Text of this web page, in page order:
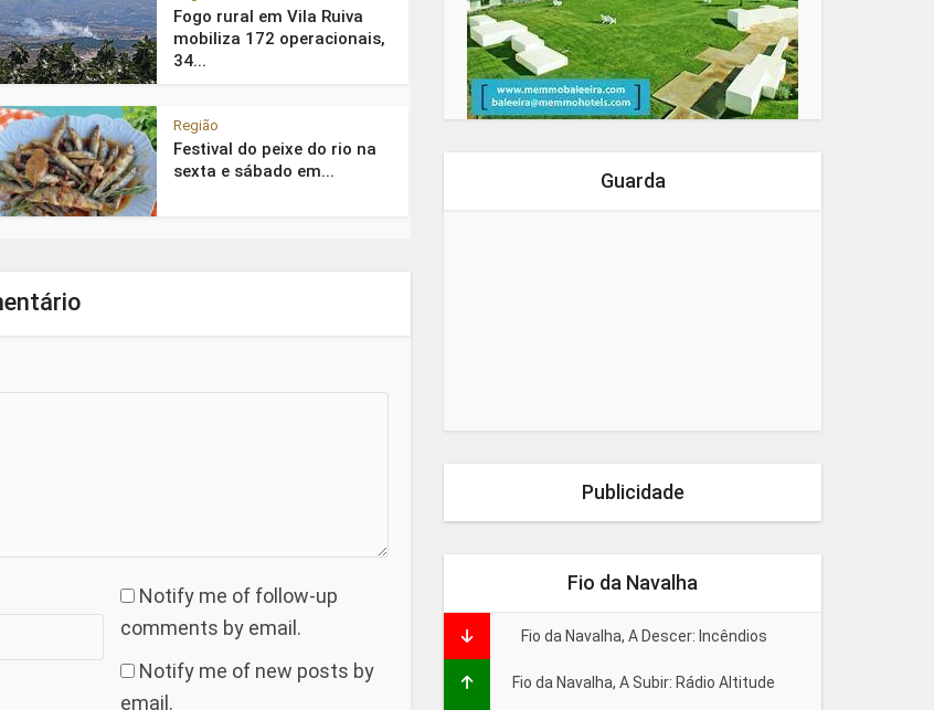
Fogo rural em Vila Ruiva
mobiliza 172 operacionais,
34...
Região
Festival do peixe do rio na
sexta e sábado em...
Notify me of follow-up
comments by email.
Notify me of new posts by
email.
Guarda
Publicidade
Fio da Navalha
Fio da Navalha, A Descer: Incêndios
Fio da Navalha, A Subir: Rádio Altitude